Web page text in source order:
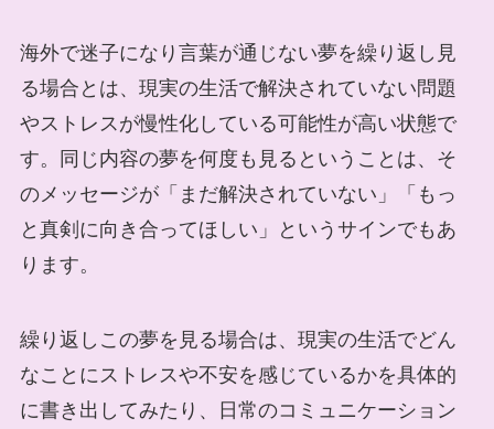
海外で迷子になり言葉が通じない夢を繰り返し見
る場合とは、現実の生活で解決されていない問題
やストレスが慢性化している可能性が高い状態で
す。同じ内容の夢を何度も見るということは、そ
のメッセージが「まだ解決されていない」「もっ
と真剣に向き合ってほしい」というサインでもあ
ります。
繰り返しこの夢を見る場合は、現実の生活でどん
なことにストレスや不安を感じているかを具体的
に書き出してみたり、日常のコミュニケーション